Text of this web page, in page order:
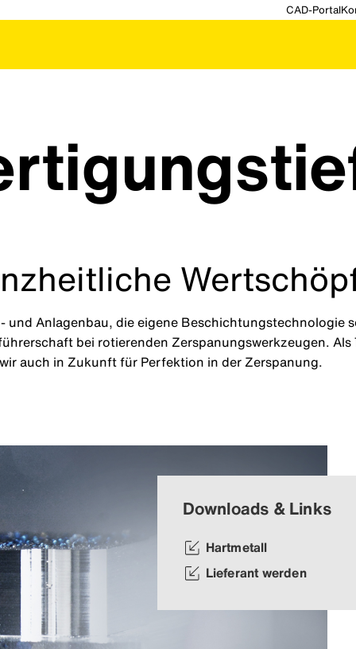
CAD-Portal
Anlagenbau, die eigene Beschichtungstechnologie
bei rotierenden Zerspanungswerkzeugen.
auch in Zukunft für Perfektion in der Zerspanung.
Downloads & Links
Hartmetall
Lieferant werden